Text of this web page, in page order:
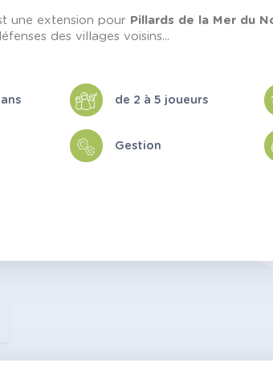
une extension pour Pillards de la Mer du
des villages voisins...
de 2 à 5 joueurs
Gestion